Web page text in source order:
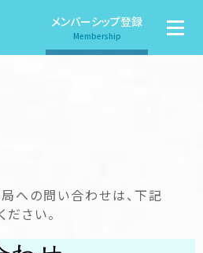
メンバーシップ登録
Membership
への問い合わせは、下記
さい。